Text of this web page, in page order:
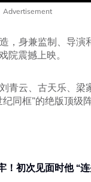
Advertisement
身兼监制、导演
院震撼上映。
青云、古天乐、
同框”的绝版顶级
！初次见面时他 “